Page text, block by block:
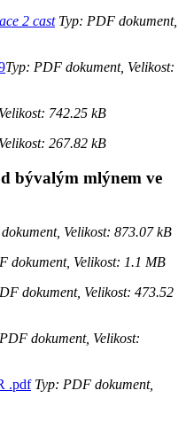
2 castTyp: PDF dokument,
Typ: PDF dokument, Velikost:
742.25 kB
267.82 kB
bývalým mlýnem ve
Velikost: 873.07 kB
dokument, Velikost: 1.1 MB
dokument, Velikost: 473.52
dokument, Velikost:
.pdfTyp: PDF dokument,